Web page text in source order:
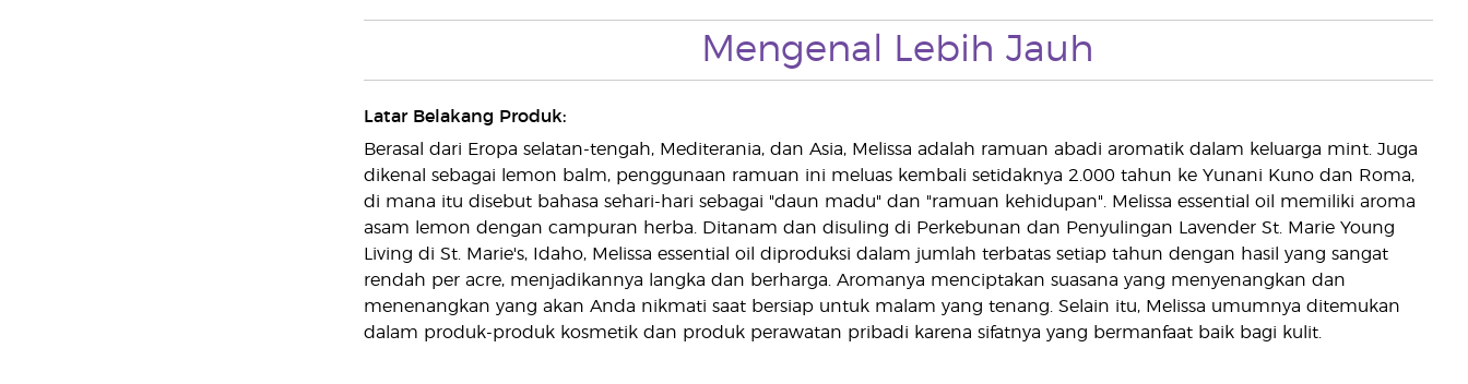
Mengenal Lebih Jauh
Latar Belakang Produk:
Berasal dari Eropa selatan-tengah, Mediterania, dan Asia, Melissa adalah ramuan abadi aromatik dalam keluarga mint. Juga
dikenal sebagai lemon balm, penggunaan ramuan ini meluas kembali setidaknya 2.000 tahun ke Yunani Kuno dan Roma,
di mana itu disebut bahasa sehari-hari sebagai "daun madu" dan "ramuan kehidupan". Melissa essential oil memiliki aroma
asam lemon dengan campuran herba. Ditanam dan disuling di Perkebunan dan Penyulingan Lavender St. Marie Young
Living di St. Marie's, Idaho, Melissa essential oil diproduksi dalam jumlah terbatas setiap tahun dengan hasil yang sangat
rendah per acre, menjadikannya langka dan berharga. Aromanya menciptakan suasana yang menyenangkan dan
menenangkan yang akan Anda nikmati saat bersiap untuk malam yang tenang. Selain itu, Melissa umumnya ditemukan
dalam produk-produk kosmetik dan produk perawatan pribadi karena sifatnya yang bermanfaat baik bagi kulit.